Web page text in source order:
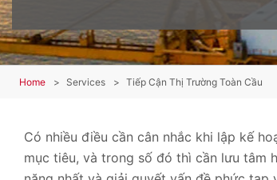
Home Services Tiếp Cận Thị Trường Toàn Cầu
Có nhiều điều cần cân nhắc khi lập kế
mục tiêu, và trong số đó thì cần lưu tâm